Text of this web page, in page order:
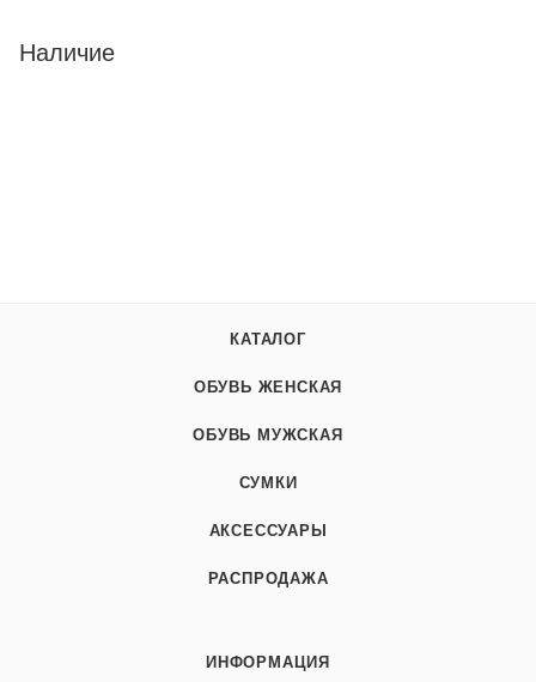
Наличие
КАТАЛОГ
ОБУВЬ ЖЕНСКАЯ
ОБУВЬ МУЖСКАЯ
СУМКИ
АКСЕССУАРЫ
РАСПРОДАЖА
ИНФОРМАЦИЯ